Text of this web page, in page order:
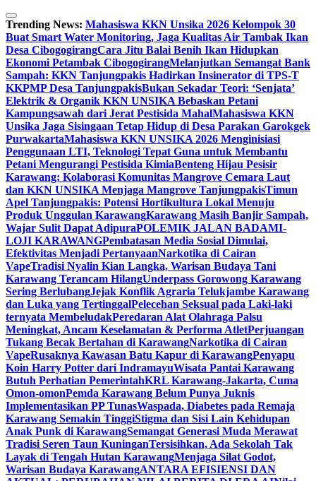
Skip
to
content
Trending News: Mahasiswa KKN Unsika 2026 Kelompok 30
Buat Smart Water Monitoring, Jaga Kualitas Air Tambak Ikan
Desa CibogogirangCara Jitu Balai Benih Ikan Hidupkan
Ekonomi Petambak CibogogirangMelanjutkan Semangat Bank
Sampah: KKN Tanjungpakis Hadirkan Insinerator di TPS-T
KKPMP Desa TanjungpakisBukan Sekadar Teori: ‘Senjata’
Elektrik & Organik KKN UNSIKA Bebaskan Petani
Kampungsawah dari Jerat Pestisida MahalMahasiswa KKN
Unsika Jaga Sisingaan Tetap Hidup di Desa Parakan Garokgek
PurwakartaMahasiswa KKN UNSIKA 2026 Menginisiasi
Penggunaan LTI, Teknologi Tepat Guna untuk Membantu
Petani Mengurangi Pestisida KimiaBenteng Hijau Pesisir
Karawang: Kolaborasi Komunitas Mangrove Cemara Laut
dan KKN UNSIKA Menjaga Mangrove TanjungpakisTimun
Apel Tanjungpakis: Potensi Hortikultura Lokal Menuju
Produk Unggulan KarawangKarawang Masih Banjir Sampah,
Wajar Sulit Dapat AdipuraPOLEMIK JALAN BADAMI-
LOJI KARAWANGPembatasan Media Sosial Dimulai,
Efektivitas Menjadi PertanyaanNarkotika di Cairan
VapeTradisi Nyalin Kian Langka, Warisan Budaya Tani
Karawang Terancam HilangUnderpass Gorowong Karawang
Sering BerlubangJejak Konflik Agraria Telukjambe Karawang
dan Luka yang TertinggalPelecehan Seksual pada Laki-laki
ternyata MembeludakPeredaran Alat Olahraga Palsu
Meningkat, Ancam Keselamatan & Performa AtletPerjuangan
Tukang Becak Bertahan di KarawangNarkotika di Cairan
VapeRusaknya Kawasan Batu Kapur di KarawangPenyapu
Koin Harry Potter dari IndramayuWisata Pantai Karawang
Butuh Perhatian PemerintahKRL Karawang-Jakarta, Cuma
Omon-omonPemda Karawang Belum Punya Juknis
Implementasikan PP TunasWaspada, Diabetes pada Remaja
Karawang Semakin TinggiStigma dan Sisi Lain Kehidupan
Anak Punk di KarawangSemangat Generasi Muda Merawat
Tradisi Seren Taun KuninganTersisihkan, Ada Sekolah Tak
Layak di Tengah Hutan KarawangMenjaga Silat Godot,
Warisan Budaya KarawangANTARA EFISIENSI DAN